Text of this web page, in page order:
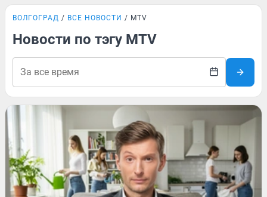
ВОЛГОГРАД ВСЕ НОВОСТИ MTV
Новости по тэгу MTV